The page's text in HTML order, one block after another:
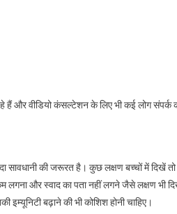
हैं और वीडियो कंसल्टेशन के लिए भी कई लोग संपर्क
सावधानी की जरूरत है। कुछ लक्षण बच्चों में दिखें
लगना और स्वाद का पता नहीं लगने जैसे लक्षण भी
बढ़ाने की भी कोशिश होनी चाहिए।